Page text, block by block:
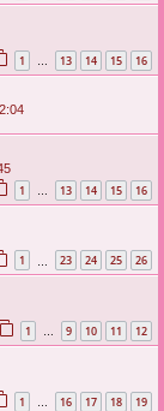
1 … 13 14 15 16
1 … 13 14 15 16
1 23 24 25 26
1 … 9 10 11 12
1 … 16 17 18 19